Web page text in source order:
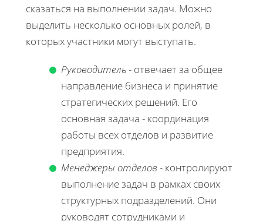
сказаться на выполнении задач. Можно
выделить несколько основных ролей, в
которых участники могут выступать.
Руководитель- отвечает за общее
направление бизнеса и принятие
стратегических решений. Его
основная задача - координация
работы всех отделов и развитие
предприятия.
Менеджеры отделов - контролируют
выполнение задач в рамках своих
структурных подразделений. Они
руководят сотрудниками и